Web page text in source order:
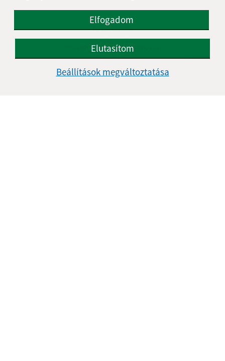
Elfogadom
Elutasítom
Beállítások megváltoztatása
Az oldalról:
Hozzáférhetőségi nyilatkozat
Szerzői jog
Személyes adatok védelme